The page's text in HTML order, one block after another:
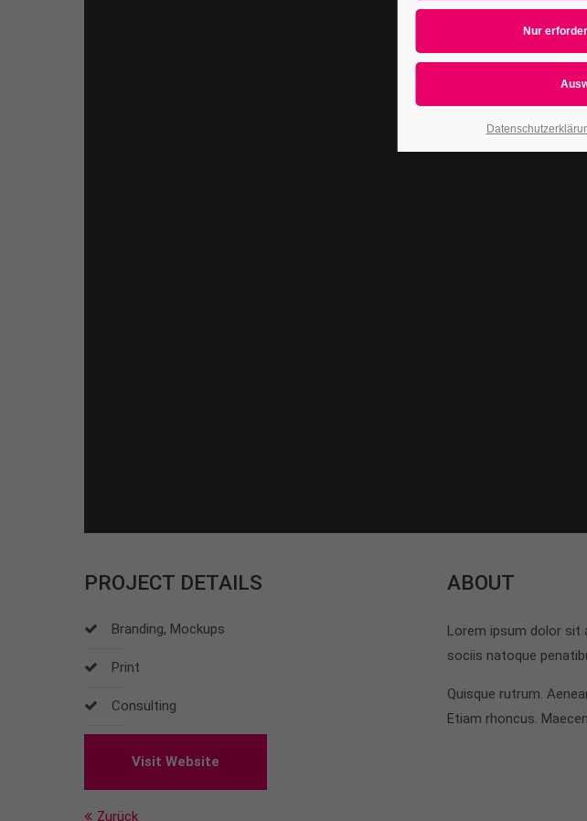
PROJECT DETAILS
Branding, Mockups
Print
Consulting
Visit Website
ABOUT
Lorem ipsum dolor sit
sociis natoque
Quisque rutrum.
Etiam rhoncus.
Zurück